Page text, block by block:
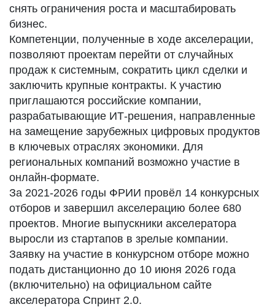
снять ограничения роста и масштабировать
бизнес.
Компетенции, полученные в ходе акселерации,
позволяют проектам перейти от случайных
продаж к системным, сократить цикл сделки и
заключить крупные контракты. К участию
приглашаются российские компании,
разрабатывающие ИТ-решения, направленные
на замещение зарубежных цифровых продуктов
в ключевых отраслях экономики. Для
региональных компаний возможно участие в
онлайн-формате.
За 2021-2026 годы ФРИИ провёл 14 конкурсных
отборов и завершил акселерацию более 680
проектов. Многие выпускники акселератора
выросли из стартапов в зрелые компании.
Заявку на участие в конкурсном отборе можно
подать дистанционно до 10 июня 2026 года
(включительно) на официальном сайте
акселератора Спринт 2.0.